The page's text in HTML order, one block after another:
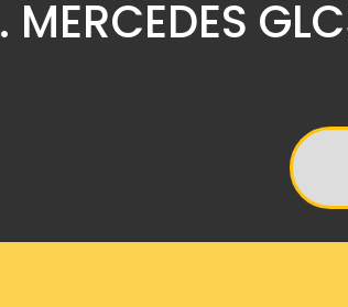
MERCEDES